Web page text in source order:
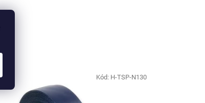
Kód: H-TSP-N130